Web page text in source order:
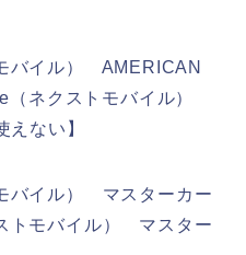
バイル） AMERICAN
（ネクストモバイル）
ない】
バイル） マスターカー
トモバイル） マスター